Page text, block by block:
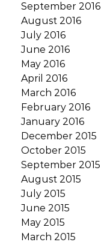
September 2016
August 2016
July 2016
June 2016
May 2016
April 2016
March 2016
February 2016
January 2016
December 2015
October 2015
September 2015
August 2015
July 2015
June 2015
May 2015
March 2015